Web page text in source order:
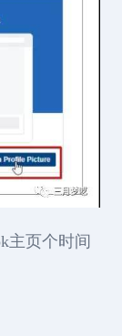
主页个时间